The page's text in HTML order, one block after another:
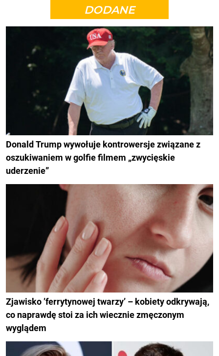
DODANE
Donald Trump wywołuje kontrowersje związane z
oszukiwaniem w golfie filmem „zwycięskie
uderzenie”
Zjawisko ’ferrytynowej twarzy’ – kobiety odkrywają,
co naprawdę stoi za ich wiecznie zmęczonym
wyglądem